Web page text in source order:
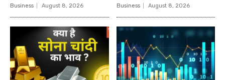
Business August 8, 2026 Business August 8, 2026